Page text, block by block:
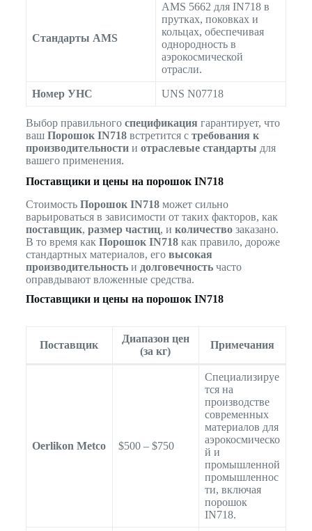
Стандарты AMS
AMS 5662 для IN718 в
прутках, поковках и
кольцах, обеспечивая
однородность в
аэрокосмической
отрасли.
Номер УНС UNS N07718
Выбор правильного спецификация гарантирует, что
ваш Порошок IN718встретится с требования к
производительностии отраслевые стандарты для
вашего применения.
Поставщики и цены на порошок IN718
Стоимость Порошок IN718может сильно
варьироваться в зависимости от таких факторов, как
поставщик, размер частиц, и количествозаказано.
В то время как Порошок IN718как правило, дороже
стандартных материалов, его высокая
производительностьи долговечностьчасто
оправдывают вложенные средства.
Поставщики и цены на порошок IN718
Поставщик
Диапазон цен
(за кг)
Примечания
Oerlikon Metco $500 – $750
Специализируе
тся на
производстве
современных
материалов для
аэрокосмическо
й и
промышленной
промышленнос
ти, включая
порошок
IN718.